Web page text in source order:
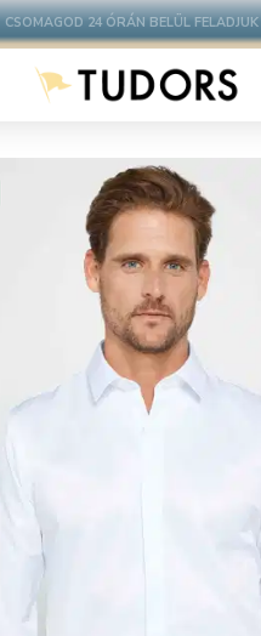
10.000 Ft FELETT INGYENES SZÁLLÍTÁS
FOXPOST CSOMAGAUTOMATÁBA !